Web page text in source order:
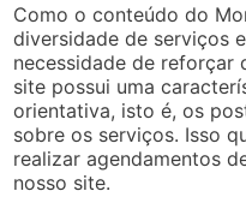
Como o conteúdo do
diversidade de serviços
necessidade de reforçar
site possui uma
orientativa, isto é, os
sobre os serviços. Isso
realizar agendamentos
nosso site.